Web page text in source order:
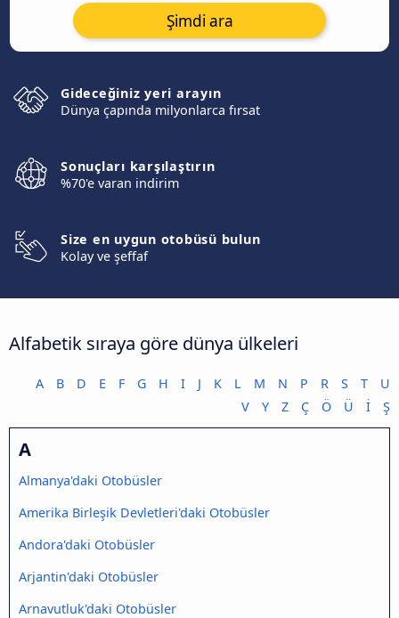
Şimdi ara
Gideceğiniz yeri arayın
Dünya çapında milyonlarca fırsat
Sonuçları karşılaştırın
%70'e varan indirim
Size en uygun otobüsü bulun
Kolay ve şeffaf
Alfabetik sıraya göre dünya ülkeleri
A B D E F G H I J K L M N P R S T
U
V
Y Z Ç Ö Ü İ Ş
A
Almanya'daki Otobüsler
Amerika Birleşik Devletleri'daki Otobüsler
Andora'daki Otobüsler
Arjantin'daki Otobüsler
Arnavutluk'daki Otobüsler